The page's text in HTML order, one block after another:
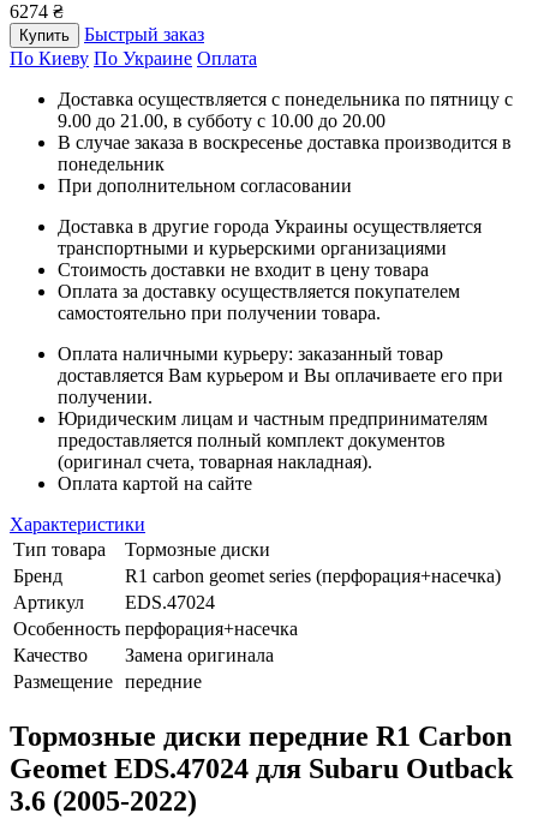
6274 ₴
Купить
Быстрый заказ
По Киеву По Украине Оплата
Доставка осуществляется с понедельника по пятницу с
9.00 до 21.00, в субботу с 10.00 до 20.00
В случае заказа в воскресенье доставка производится в
понедельник
При дополнительном согласовании
Доставка в другие города Украины осуществляется
транспортными и курьерскими организациями
Стоимость доставки не входит в цену товара
Оплата за доставку осуществляется покупателем
самостоятельно при получении товара.
Оплата наличными курьеру: заказанный товар
доставляется Вам курьером и Вы оплачиваете его при
получении.
Юридическим лицам и частным предпринимателям
предоставляется полный комплект документов
(оригинал счета, товарная накладная).
Оплата картой на сайте
Характеристики
Тип товара
Тормозные диски
Бренд
R1 carbon geomet series (перфорация+насечка)
Артикул
EDS.47024
Особенность перфорация+насечка
Качество
Замена оригинала
Размещение передние
Тормозные диски передние R1 Carbon
Geomet EDS.47024 для Subaru Outback
3.6 (2005-2022)